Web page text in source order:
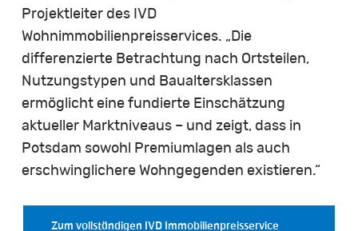
Projektleiter des IVD
Wohnimmobilienpreisservices. „Die
differenzierte Betrachtung nach Ortsteilen,
Nutzungstypen und Baualtersklassen
ermöglicht eine fundierte Einschätzung
aktueller Marktniveaus – und zeigt, dass in
Potsdam sowohl Premiumlagen als auch
erschwinglichere Wohngegenden existieren.“
Zum vollständigen IVD Immobilienpreisservice